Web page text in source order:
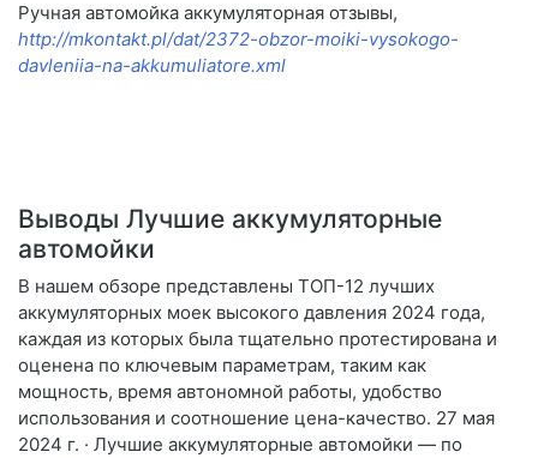
Ручная автомойка аккумуляторная отзывы,
http://mkontakt.pl/dat/2372-obzor-moiki-vysokogo-
davleniia-na-akkumuliatore.xml
Выводы Лучшие аккумуляторные
автомойки
В нашем обзоре представлены ТОП-12 лучших
аккумуляторных моек высокого давления 2024 года,
каждая из которых была тщательно протестирована и
оценена по ключевым параметрам, таким как
мощность, время автономной работы, удобство
использования и соотношение цена-качество. 27 мая
2024 г. · Лучшие аккумуляторные автомойки — по